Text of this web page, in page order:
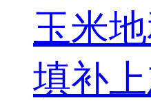
玉米
填补